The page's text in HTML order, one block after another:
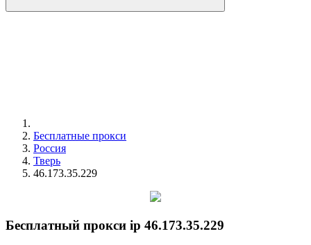
Бесплатные прокси
Россия
Тверь
46.173.35.229
Бесплатный прокси ip 46.173.35.229